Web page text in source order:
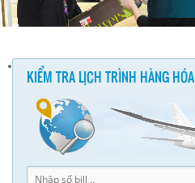
KIỂM TRA LỊCH TRÌNH HÀNG HÓA